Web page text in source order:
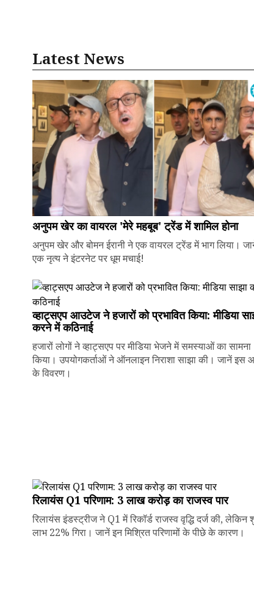
Latest News
अनुपम खेर का वायरल 'मेरे महबूब' ट्रेंड में शामिल होना
अनुपम खेर और बोमन ईरानी ने एक वायरल ट्रेंड में भाग लिया।
एक नृत्य ने इंटरनेट पर धूम मचाई!
व्हाट्सएप आउटेज ने हजारों को प्रभावित किया: मीडिया
करने में कठिनाई
हजारों लोगों ने व्हाट्सएप पर मीडिया भेजने में समस्याओं का सामना
किया। उपयोगकर्ताओं ने ऑनलाइन निराशा साझा की। जानें
के विवरण।
रिलायंस Q1 परिणाम: ₹3 लाख करोड़ का राजस्व पार
रिलायंस इंडस्ट्रीज ने Q1 में रिकॉर्ड राजस्व वृद्धि दर्ज की, लेकिन
लाभ 22% गिरा। जानें इन मिश्रित परिणामों के पीछे के कारण।